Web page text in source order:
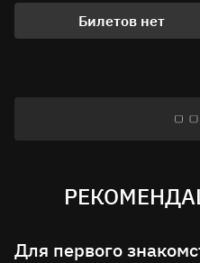
Билетов нет
Для первого